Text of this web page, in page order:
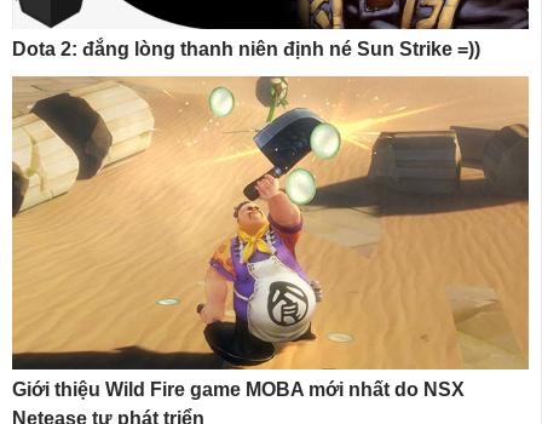
Dota 2: đắng lòng thanh niên định né Sun Strike =))
Giới thiệu Wild Fire game MOBA mới nhất do NSX
Netease tự phát triển